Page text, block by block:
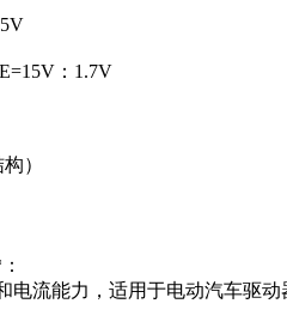
：1.7V
）
电流能力，适用于电动汽车驱动